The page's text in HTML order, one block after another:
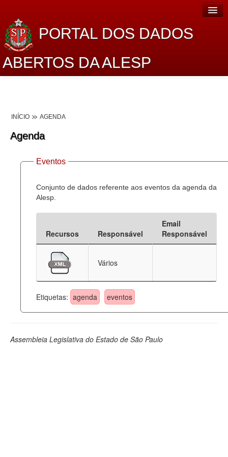
PORTAL DOS DADOS
ABERTOS DA ALESP
Lei de Acesso à Informação
Dados Governamentais Abertos
Planejamento
Catálogo de dados
Deputados Estaduais
Administração
Legislação
INÍCIO AGENDA
Agenda
Eventos
Conjunto de dados referente aos eventos da agenda da
Alesp.
Recursos Responsável
Email
Responsável
Vários
Etiquetas: agenda eventos
Assembleia Legislativa do Estado de São Paulo